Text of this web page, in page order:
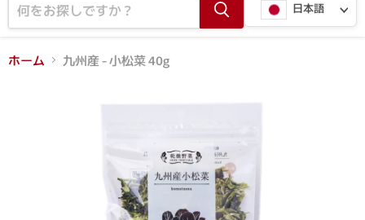
ー
語
日本語
ト
見
ホーム 九州産 - 小松菜 40g